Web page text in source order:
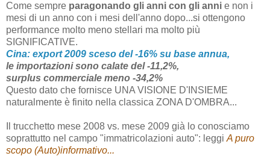
Come sempre paragonando gli anni con gli anni e non i
mesi di un anno con i mesi dell'anno dopo...si ottengono
performance molto meno stellari ma molto più
SIGNIFICATIVE.
Cina: export 2009 sceso del -16% su base annua,
le importazioni sono calate del -11,2%,
surplus commerciale meno -34,2%
Questo dato che fornisce UNA VISIONE D'INSIEME
naturalmente è finito nella classica ZONA D'OMBRA...
Il trucchetto mese 2008 vs. mese 2009 già lo conosciamo
soprattutto nel campo "immatricolazioni auto": leggi A puro
scopo (Auto)informativo...